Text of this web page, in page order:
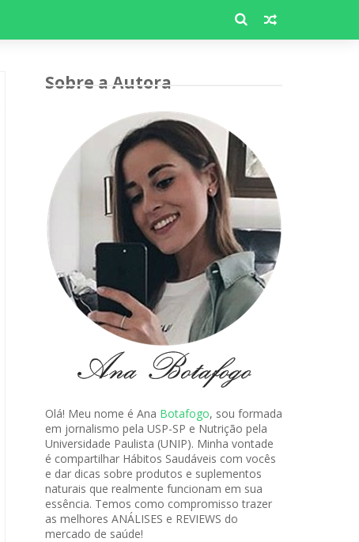
Sobre a Autora
Olá! Meu nome é Ana Botafogo, sou formada
em jornalismo pela USP-SP e Nutrição pela
Universidade Paulista (UNIP). Minha vontade
é compartilhar Hábitos Saudáveis com vocês
e dar dicas sobre produtos e suplementos
naturais que realmente funcionam em sua
essência. Temos como compromisso trazer
as melhores ANÁLISES e REVIEWS do
mercado de saúde!